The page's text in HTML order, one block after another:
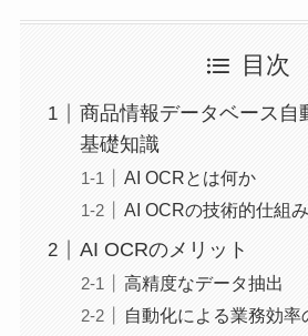
目次
商品情報データベース自
基礎知識
AI OCRとは何か
AI OCRの技術的仕組み
AI OCRのメリット
高精度なデータ抽出
自動化による業務効率